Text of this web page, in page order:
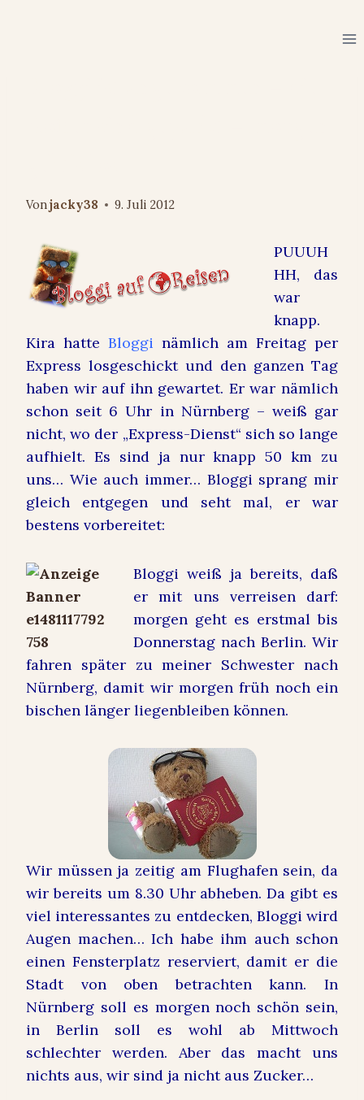
Vonjacky38 9. Juli 2012
PUUUH
HH, das
war
knapp.
Kira hatte Bloggi nämlich am Freitag per
Express losgeschickt und den ganzen Tag
haben wir auf ihn gewartet. Er war nämlich
schon seit 6 Uhr in Nürnberg – weiß gar
nicht, wo der „Express-Dienst“ sich so lange
aufhielt. Es sind ja nur knapp 50 km zu
uns… Wie auch immer… Bloggi sprang mir
gleich entgegen und seht mal, er war
bestens vorbereitet:
Bloggi weiß ja bereits, daß
er mit uns verreisen darf:
morgen geht es erstmal bis
Donnerstag nach Berlin. Wir
fahren später zu meiner Schwester nach
Nürnberg, damit wir morgen früh noch ein
bischen länger liegenbleiben können.
Wir müssen ja zeitig am Flughafen sein, da
wir bereits um 8.30 Uhr abheben. Da gibt es
viel interessantes zu entdecken, Bloggi wird
Augen machen… Ich habe ihm auch schon
einen Fensterplatz reserviert, damit er die
Stadt von oben betrachten kann. In
Nürnberg soll es morgen noch schön sein,
in Berlin soll es wohl ab Mittwoch
schlechter werden. Aber das macht uns
nichts aus, wir sind ja nicht aus Zucker…